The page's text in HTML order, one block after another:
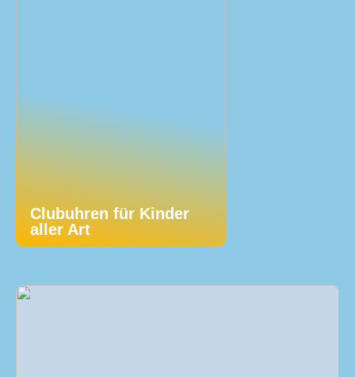
Clubuhren für Kinder
aller Art